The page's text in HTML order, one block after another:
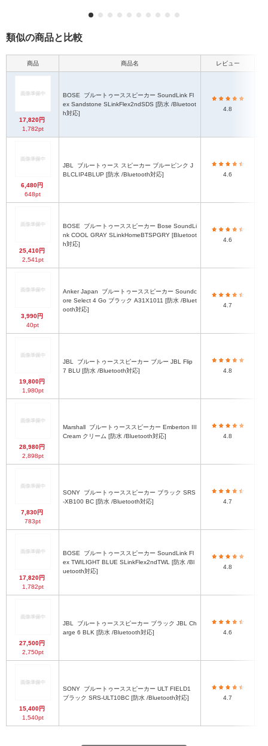
類似の商品と比較
商品 商品名 レビュー
17,820円
1,782pt
BOSE
ex Sandstone SLinkFlex2ndSDS [防水 /Bluetoot
h対応]
4.8
6,480円
648pt
JBL
BLCLIP4BLUP [防水 /Bluetooth対応]
4.6
25,410円
2,541pt
BOSE
nk COOL GRAY SLinkHomeBTSPGRY [Bluetoot
h対応]
4.6
3,990円
40pt
Anker Japan
ore Select 4 Go ブラック A31X1011 [防水 /Bluet
ooth対応]
4.7
19,800円
1,980pt
JBL
7 BLU [防水 /Bluetooth対応]
4.8
28,980円
2,898pt
Marshall
Cream クリーム [防水 /Bluetooth対応]
4.8
7,830円
783pt
SONY
-XB100 BC [防水 /Bluetooth対応]
4.7
17,820円
1,782pt
BOSE
ex TWILIGHT BLUE SLinkFlex2ndTWL [防水 /Bl
uetooth対応]
4.8
27,500円
2,750pt
JBL
arge 6 BLK [防水 /Bluetooth対応]
4.6
15,400円
1,540pt
SONY
ブラック SRS-ULT10BC [防水 /Bluetooth対応]
4.7